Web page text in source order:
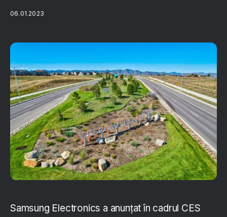
06.01.2023
Samsung Electronics a anunțat în cadrul CES